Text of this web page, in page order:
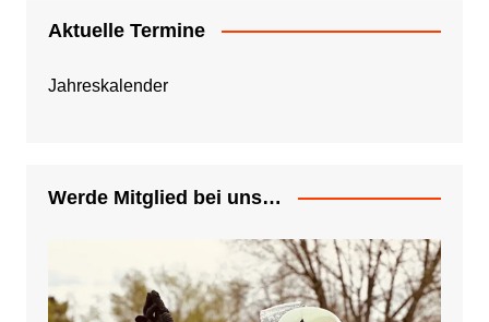
Aktuelle Termine
Jahreskalender
Werde Mitglied bei uns…